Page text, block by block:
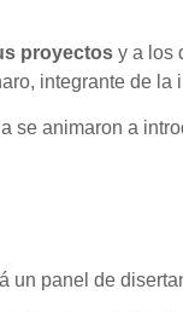
proyectos y a los
integrante de la
animaron a
panel de